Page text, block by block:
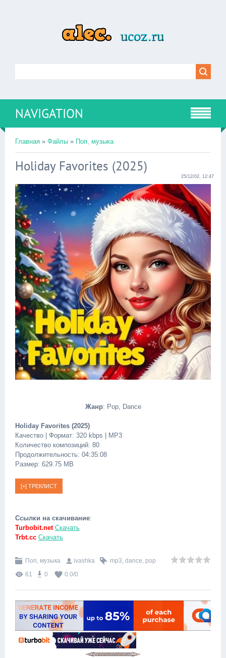
NAVIGATION
Главная » Файлы » Поп, музыка
Holiday Favorites (2025)
25/12/02, 12:47
Жанр: Pop, Dance
Holiday Favorites (2025)
Качество | Формат: 320 kbps | MP3
Количество композиций: 80
Продолжительность: 04:35:08
Размер: 629.75 MB
Ссылки на скачивание:
Turbobit.net Скачать
Trbt.cc Скачать
Поп, музыка ivashka mp3, dance, pop
61
0 0.0/0